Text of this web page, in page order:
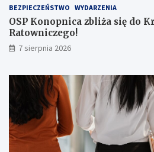
a
ż
e
r
!
BEZPIECZEŃSTWO WYDARZENIA
OSP Konopnica zbliża się do
Ratowniczego!
7 sierpnia 2026